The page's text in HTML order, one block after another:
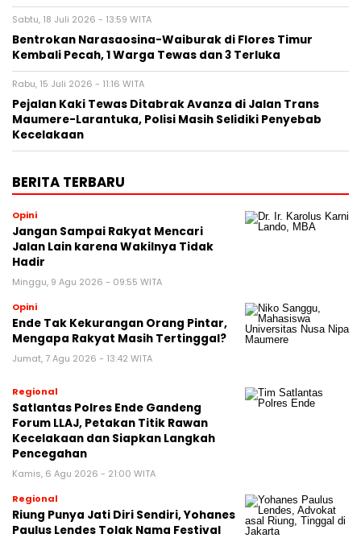
Sabtu, 18 Juli 2026 - 13:59 WITA
Bentrokan Narasaosina-Waiburak di Flores Timur
Kembali Pecah, 1 Warga Tewas dan 3 Terluka
Rabu, 15 Juli 2026 - 11:16 WITA
Pejalan Kaki Tewas Ditabrak Avanza di Jalan Trans
Maumere-Larantuka, Polisi Masih Selidiki Penyebab
Kecelakaan
BERITA TERBARU
Opini
Jangan Sampai Rakyat Mencari
Jalan Lain karena Wakilnya Tidak
Hadir
Minggu, 9 Agu 2026 - 09:55 WITA
Opini
Ende Tak Kekurangan Orang Pintar,
Mengapa Rakyat Masih Tertinggal?
Jumat, 7 Agu 2026 - 13:42 WITA
Regional
Satlantas Polres Ende Gandeng
Forum LLAJ, Petakan Titik Rawan
Kecelakaan dan Siapkan Langkah
Pencegahan
Kamis, 6 Agu 2026 - 21:00 WITA
Regional
Riung Punya Jati Diri Sendiri, Yohanes
Paulus Lendes Tolak Nama Festival